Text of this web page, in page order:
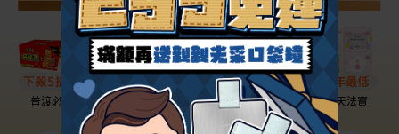
普渡必備 話題保養 盛夏提案 雨天法寶